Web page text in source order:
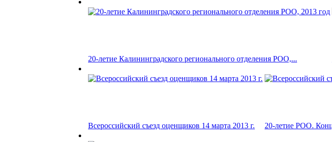
20-летие Калининградского регионального отделения РОО,...
Всероссийский съезд оценщиков 14 марта 2013 г. 20-летие РОО.